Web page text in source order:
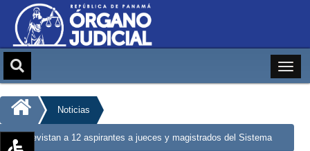
Noticias
Entrevistan a 12 aspirantes a jueces y magistrados del Sistema